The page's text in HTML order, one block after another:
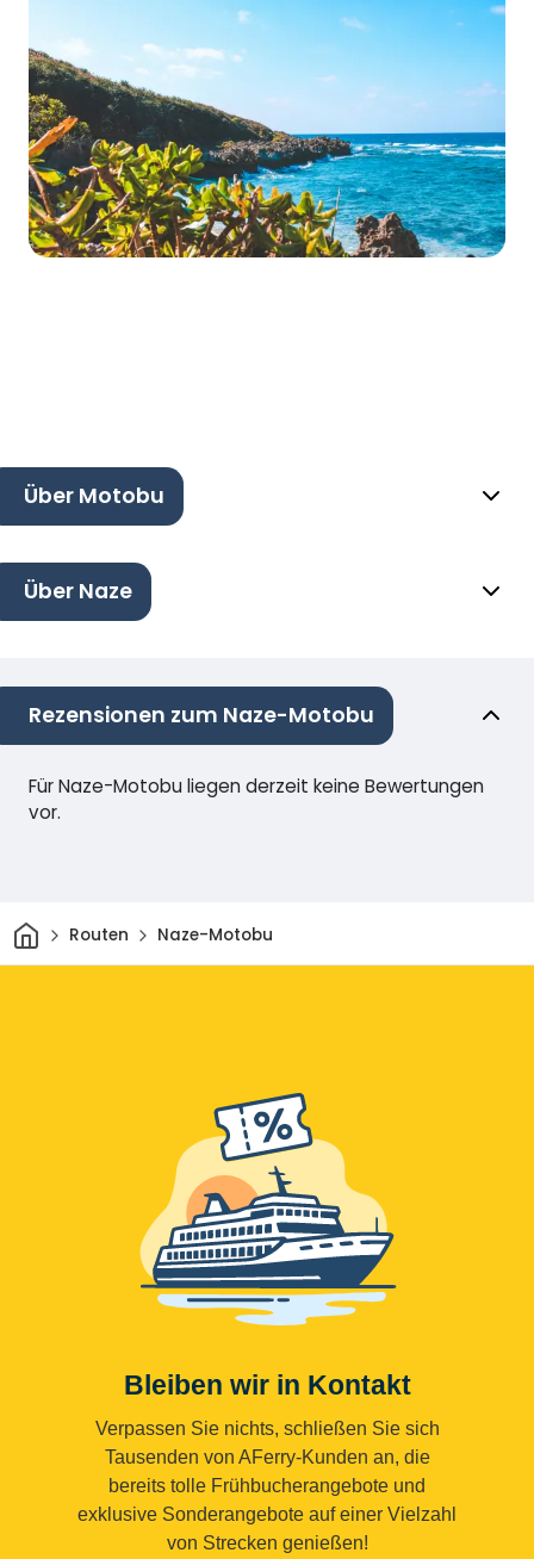
Über Motobu
Über Naze
Rezensionen zum Naze-Motobu
Für Naze-Motobu liegen derzeit keine Bewertungen
vor.
HeimRouten Naze-Motobu
Bleiben wir in Kontakt
Verpassen Sie nichts, schließen Sie sich
Tausenden von AFerry-Kunden an, die
bereits tolle Frühbucherangebote und
exklusive Sonderangebote auf einer Vielzahl
von Strecken genießen!